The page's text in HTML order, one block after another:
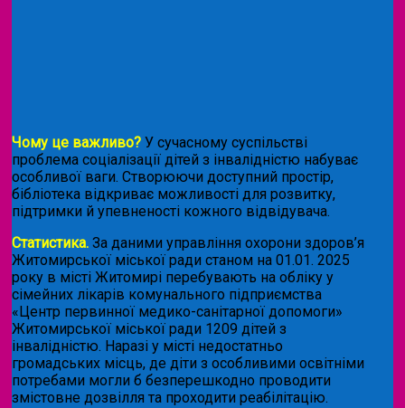
Чому це важливо? У сучасному суспільстві
проблема соціалізації дітей з інвалідністю набуває
особливої ваги. Створюючи доступний простір,
бібліотека відкриває можливості для розвитку,
підтримки й упевненості кожного відвідувача.
Статистика. За даними управління охорони здоров’я
Житомирської міської ради станом на 01.01. 2025
року в місті Житомирі перебувають на обліку у
сімейних лікарів комунального підприємства
«Центр первинної медико-санітарної допомоги»
Житомирської міської ради 1209 дітей з
інвалідністю. Наразі у місті недостатньо
громадських місць, де діти з особливими освітніми
потребами могли б безперешкодно проводити
змістовне дозвілля та проходити реабілітацію.